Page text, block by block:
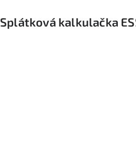
Splátková kalkulačka